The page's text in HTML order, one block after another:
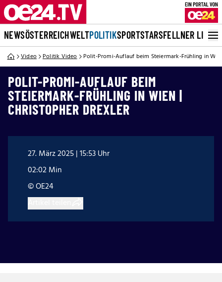
NEWSÖSTERREICHWELTPOLITIKSPORTSTARSFELLNER LIVE
Video Politik Video Polit-Promi-Auflauf beim Steiermark-Frühling in
POLIT-PROMI-AUFLAUF BEIM
STEIERMARK-FRÜHLING IN WIEN |
CHRISTOPHER DREXLER
27. März 2025 | 15:53 Uhr
02:02 Min
© OE24